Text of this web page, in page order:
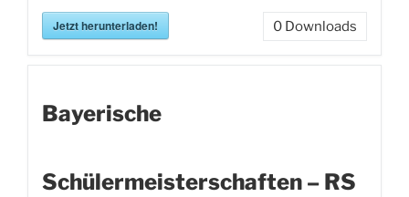
Jetzt herunterladen! 0 Downloads
Bayerische
Schülermeisterschaften – RS